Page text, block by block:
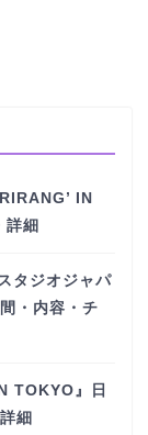
IN
詳細
タジオジャパ
・内容・チ
TOKYO』日
細